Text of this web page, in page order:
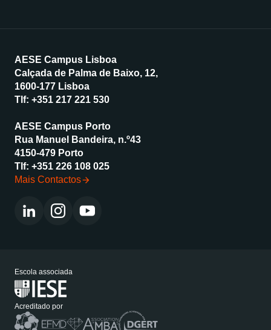
AESE Campus Lisboa
Calçada de Palma de Baixo, 12,
1600-177 Lisboa
Tlf: +351 217 221 530
AESE Campus Porto
Rua Manuel Bandeira, n.º43
4150-479 Porto
Tlf: +351 226 108 025
Mais Contactos
Escola associada
Acreditado por